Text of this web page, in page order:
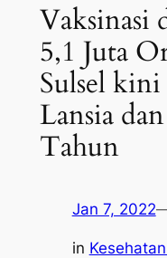
Vaksinasi
5,1 Juta
Sulsel kini
Lansia
Tahun
Jan 7, 2022
in